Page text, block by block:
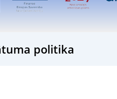
politika